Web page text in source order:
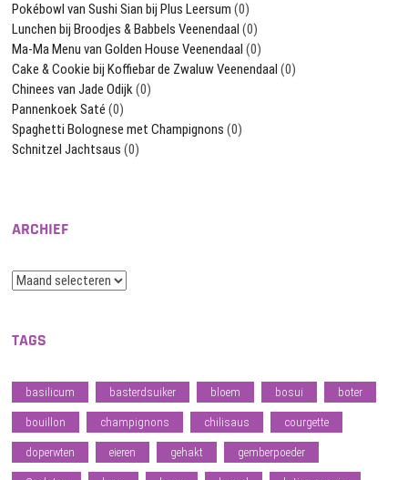
Pokébowl van Sushi Sian bij Plus Leersum (0)
Lunchen bij Broodjes & Babbels Veenendaal (0)
Ma-Ma Menu van Golden House Veenendaal (0)
Cake & Cookie bij Koffiebar de Zwaluw Veenendaal (0)
Chinees van Jade Odijk(0)
Pannenkoek Saté (0)
Spaghetti Bolognese met Champignons (0)
Schnitzel Jachtsaus (0)
ARCHIEF
Archief
TAGS
basilicum basterdsuiker bloem bosui boter
bouillon champignons chilisaus courgette
doperwten eieren gehakt gemberpoeder